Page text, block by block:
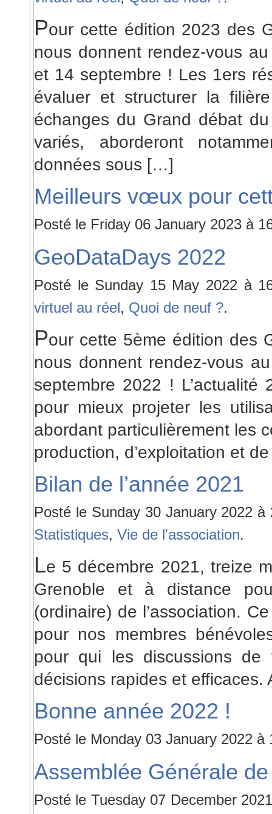
Pour cette édition 2023 des
nous donnent rendez-vous
et 14 septembre ! Les 1ers
évaluer et structurer la
échanges du Grand débat
variés, aborderont
données sous […]
Meilleurs vœux pour
Posté le Friday 06 January 2023 à
GeoDataDays 2022
Posté le Sunday 15 May 2022 à
virtuel au réel, Quoi de neuf ?.
Pour cette 5ème édition des
nous donnent rendez-vous
septembre 2022 !
pour mieux projeter les
abordant particulièrement les
production, d’exploitation et
Bilan de l’année 2021
Posté le Sunday 30 January 2022
Statistiques, Vie de l'association.
Le 5 décembre 2021, treize
Grenoble et à distance
(ordinaire) de l’association.
pour nos membres
pour qui les discussions de
décisions rapides et
Bonne année 2022 !
Posté le Monday 03 January 2022
Assemblée Générale de
Posté le Tuesday 07 December